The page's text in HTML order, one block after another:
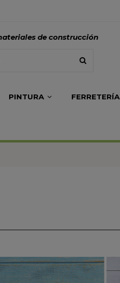
de construcción
PINTURA FERRETERÍA